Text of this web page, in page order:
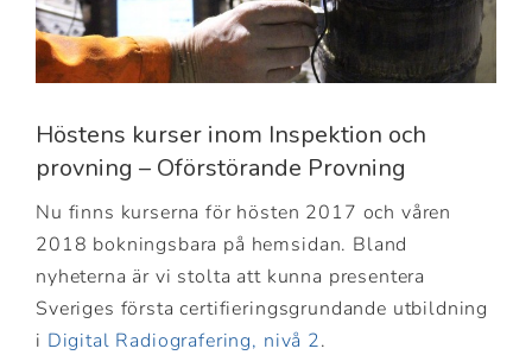
Höstens kurser inom Inspektion och
provning – Oförstörande Provning
Nu finns kurserna för hösten 2017 och våren
2018 bokningsbara på hemsidan. Bland
nyheterna är vi stolta att kunna presentera
Sveriges första certifieringsgrundande utbildning
i Digital Radiografering, nivå 2.